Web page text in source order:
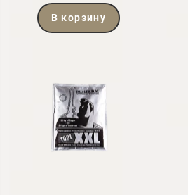
В корзину